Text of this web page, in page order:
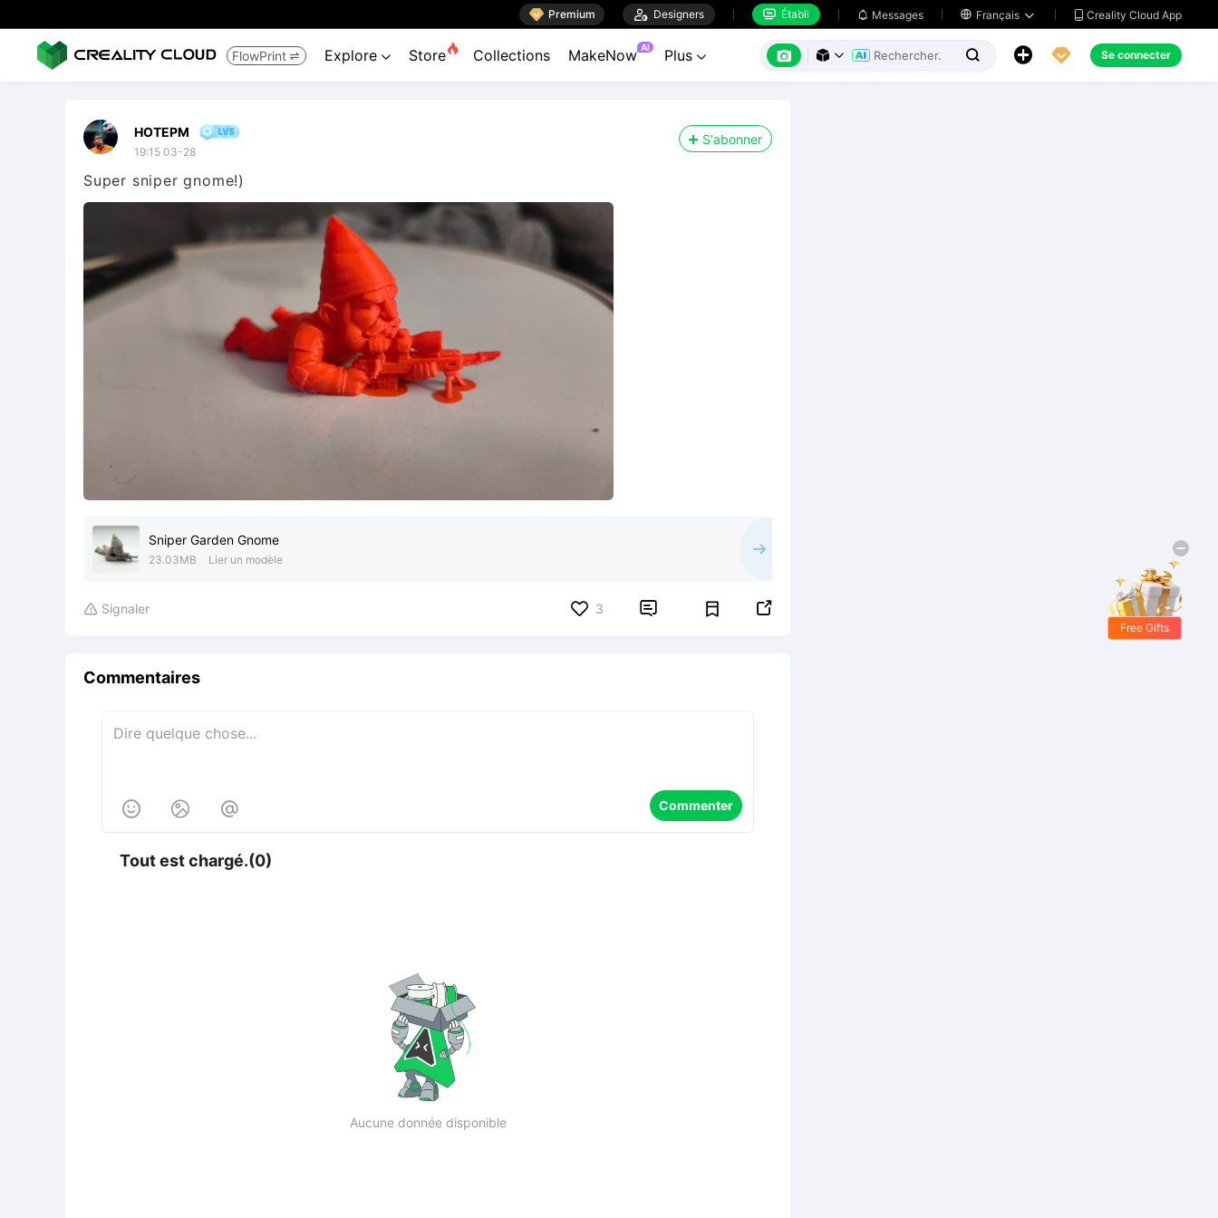
 Premium  Designers  Établi  Messages  Français   Creality Cloud App
FlowPrint  Explore  Store Collections MakeNow AI Plus        Se connecter
НОТЕРМ
19:15 03-28
S'abonner
Super sniper gnome!)
Sniper Garden Gnome
23.03MB Lier un modèle
 Signaler 3  
Commentaires
   Commenter
Tout est chargé.(0)
Aucune donnée disponible
Free Gifts